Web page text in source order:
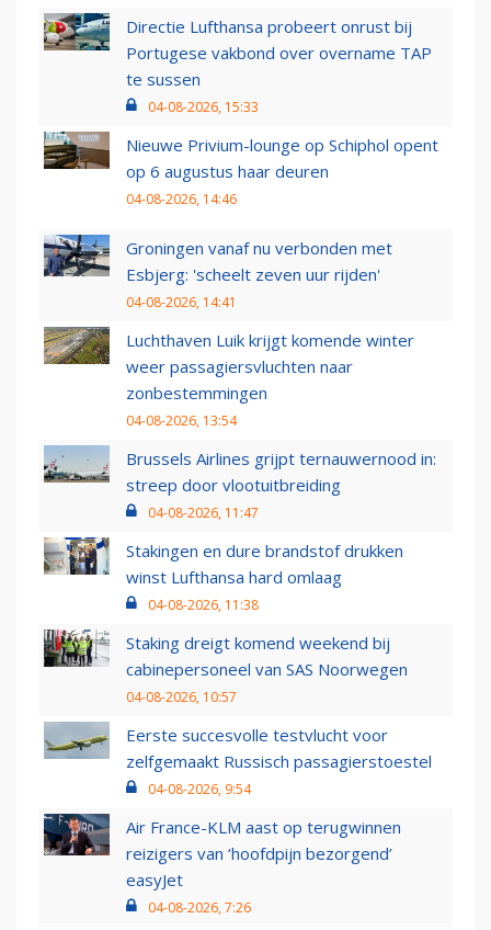
Directie Lufthansa probeert onrust bij
Portugese vakbond over overname TAP
te sussen
04-08-2026, 15:33
Nieuwe Privium-lounge op Schiphol opent
op 6 augustus haar deuren
04-08-2026, 14:46
Groningen vanaf nu verbonden met
Esbjerg: 'scheelt zeven uur rijden'
04-08-2026, 14:41
Luchthaven Luik krijgt komende winter
weer passagiersvluchten naar
zonbestemmingen
04-08-2026, 13:54
Brussels Airlines grijpt ternauwernood in:
streep door vlootuitbreiding
04-08-2026, 11:47
Stakingen en dure brandstof drukken
winst Lufthansa hard omlaag
04-08-2026, 11:38
Staking dreigt komend weekend bij
cabinepersoneel van SAS Noorwegen
04-08-2026, 10:57
Eerste succesvolle testvlucht voor
zelfgemaakt Russisch passagierstoestel
04-08-2026, 9:54
Air France-KLM aast op terugwinnen
reizigers van ‘hoofdpijn bezorgend’
easyJet
04-08-2026, 7:26